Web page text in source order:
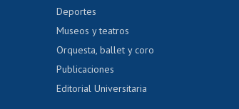
Acoso laboral, sexual y violencia
Deportes
Museos y teatros
Orquesta, ballet y coro
Publicaciones
Editorial Universitaria